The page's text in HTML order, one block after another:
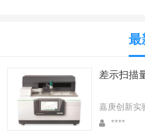
最
差示扫描
嘉庚创新实
****